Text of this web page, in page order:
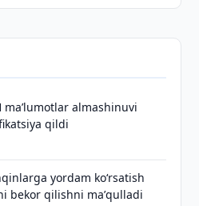
maʼlumotlar almashinuvi
qildi
yordam koʻrsatish
bekor qilishni maʼqulladi